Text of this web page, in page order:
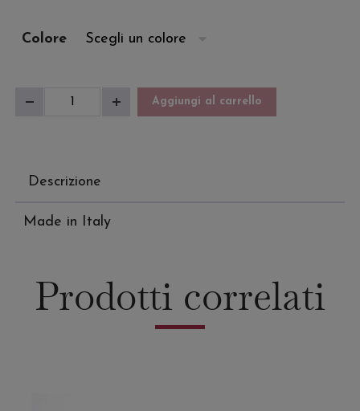
Colore
Sandalo
Aumenta
Aggiungi al carrello
Descrizione
Made in Italy
Prodotti correlati